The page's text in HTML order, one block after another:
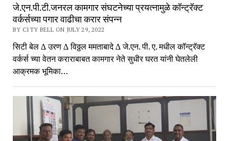
जे.एन.पी.टी.जनरल कामगार संघटनेच्या प्रयत्नामुळे कॉन्ट्रॅक्ट
वर्कर्सच्या पगार वाढीचा करार संपन्न
BY CITY BELL ON JULY 29, 2022
सिटी बेल ∆ उरण ∆ विठ्ठल ममताबादे ∆ जे.एन. पी. ए. मधील कॉन्ट्रॅक्ट
वर्कर्स च्या वेतन कराराबाबत कामगार नेते सुधीर घरत यांनी घेतलेली
आक्रमक भूमिका…